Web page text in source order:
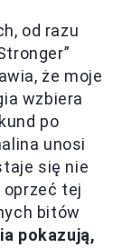
od razu
że moje
wzbiera
po
unosi
się nie
tej
bitów
pokazują,